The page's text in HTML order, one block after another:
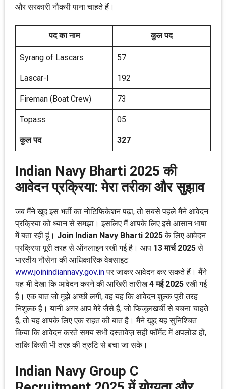
और सरकारी नौकरी पाना चाहते हैं।
पद का नाम कुल पद
Syrang of Lascars 57
Lascar-I 192
Fireman (Boat Crew) 73
Topass 05
कुल पद 327
Indian Navy Bharti 2025 की
आवेदन प्रक्रिया: मेरा तरीका और सुझाव
जब मैंने खुद इस भर्ती का नोटिफिकेशन पढ़ा, तो सबसे पहले मैंने आवेदन
प्रक्रिया को ध्यान से समझा। इसलिए मैं आपके लिए इसे आसान भाषा
में बता रही हूं। Join Indian Navy Bharti 2025के लिए आवेदन
प्रक्रिया पूरी तरह से ऑनलाइन रखी गई है। आप 13 मार्च 2025से
भारतीय नौसेना की आधिकारिक वेबसाइट
www.joinindiannavy.gov.inपर जाकर आवेदन कर सकते हैं। मैंने
यह भी देखा कि आवेदन करने की आखिरी तारीख4 मई 2025रखी गई
है। एक बात जो मुझे अच्छी लगी, वह यह कि आवेदन शुल्क पूरी तरह
निशुल्क है। यानी अगर आप मेरे जैसे हैं, जो फिजूलखर्ची से बचना चाहते
हैं, तो यह आपके लिए एक राहत की बात है। मैंने खुद यह सुनिश्चित
किया कि आवेदन करते समय सभी दस्तावेज़ सही फॉर्मेट में अपलोड हों,
ताकि किसी भी तरह की त्रुटि से बचा जा सके।
Indian Navy Group C